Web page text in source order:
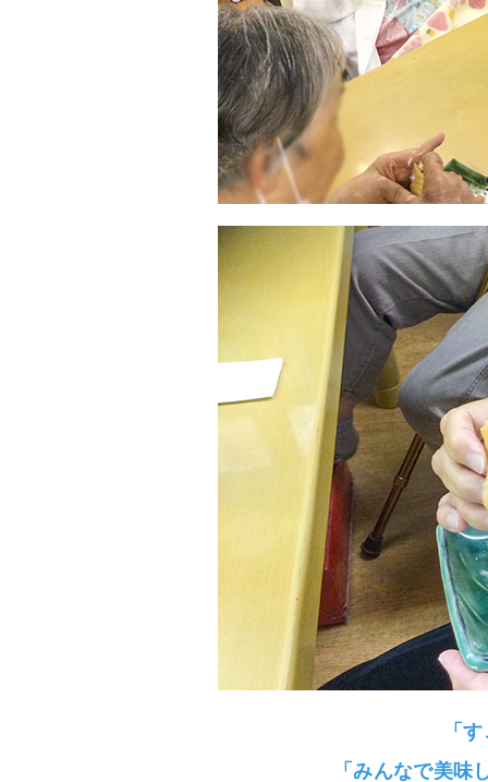
「
「みんなで美味